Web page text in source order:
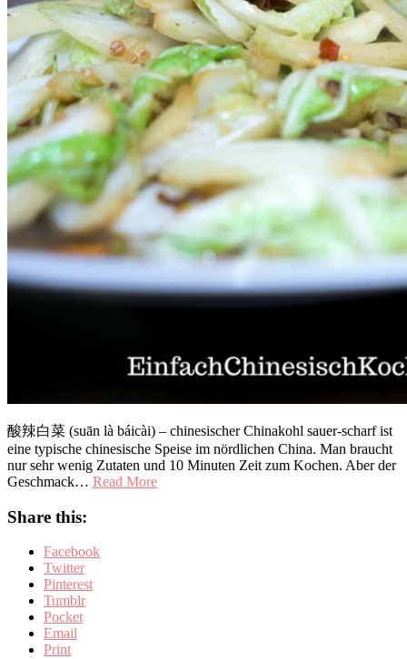
酸辣白菜 (suān là báicài) – chinesischer Chinakohl sauer-scharf ist
eine typische chinesische Speise im nördlichen China. Man braucht
nur sehr wenig Zutaten und 10 Minuten Zeit zum Kochen. Aber der
Geschmack… Read More
Share this:
Facebook
Twitter
Pinterest
Tumblr
Pocket
Email
Print